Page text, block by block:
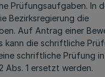
Prüfungsaufgaben. In
Bezirksregierung die
Auf Antrag einer
kann die schriftliche
schriftliche Prüfung
Abs. 1 ersetzt werden.